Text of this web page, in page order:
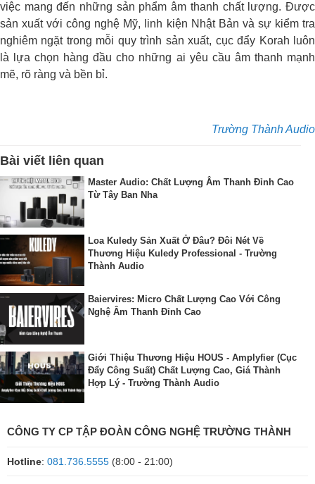
việc mang đến những sản phẩm âm thanh chất lượng. Được
sản xuất với công nghệ Mỹ, linh kiện Nhật Bản và sự kiểm tra
nghiêm ngặt trong mỗi quy trình sản xuất, cục đẩy Korah luôn
là lựa chọn hàng đầu cho những ai yêu cầu âm thanh mạnh
mẽ, rõ ràng và bền bỉ.
Trường Thành Audio
Bài viết liên quan
Master Audio: Chất Lượng Âm Thanh Đỉnh Cao
Từ Tây Ban Nha
Loa Kuledy Sản Xuất Ở Đâu? Đôi Nét Về
Thương Hiệu Kuledy Professional - Trường
Thành Audio
Baiervires: Micro Chất Lượng Cao Với Công
Nghệ Âm Thanh Đỉnh Cao
Giới Thiệu Thương Hiệu HOUS - Amplyfier (Cục
Đẩy Công Suất) Chất Lượng Cao, Giá Thành
Hợp Lý - Trường Thành Audio
CÔNG TY CP TẬP ĐOÀN CÔNG NGHỆ TRƯỜNG THÀNH
Hotline: 081.736.5555 (8:00 - 21:00)